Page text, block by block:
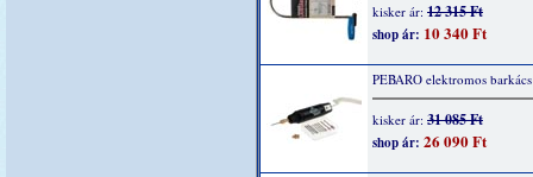
kisker ár: 12 315 Ft
shop ár: 10 340 Ft
PEBARO elektromos
kisker ár: 31 085 Ft
shop ár: 26 090 Ft